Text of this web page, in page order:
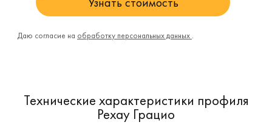
Даю согласие на обработку персональных данных .
Технические характеристики профиля
Рехау Грацио